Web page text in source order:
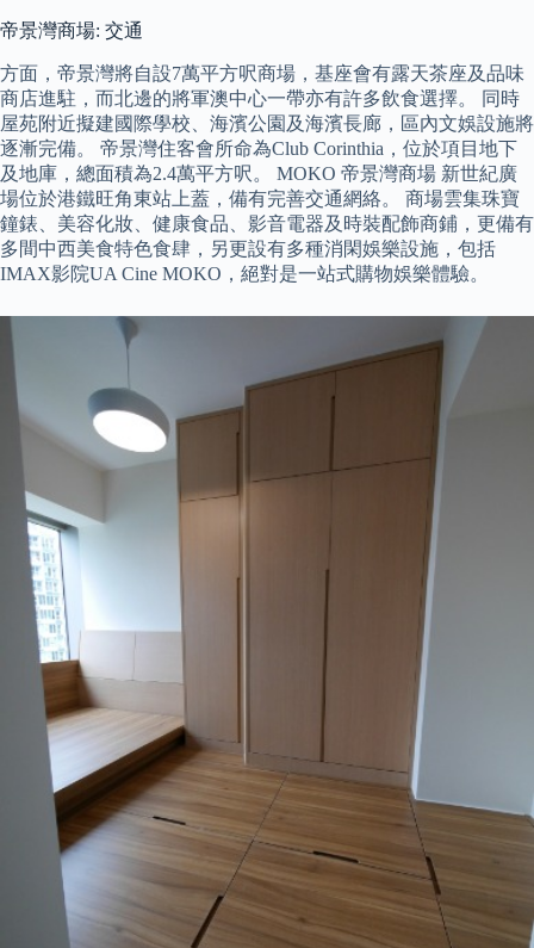
帝景灣商場: 交通
方面，帝景灣將自設7萬平方呎商場，基座會有露天茶座及品味
商店進駐，而北邊的將軍澳中心一帶亦有許多飲食選擇。 同時
屋苑附近擬建國際學校、海濱公園及海濱長廊，區內文娛設施將
逐漸完備。 帝景灣住客會所命為Club Corinthia，位於項目地下
及地庫，總面積為2.4萬平方呎。 MOKO 帝景灣商場 新世紀廣
場位於港鐵旺角東站上蓋，備有完善交通網絡。 商場雲集珠寶
鐘錶、美容化妝、健康食品、影音電器及時裝配飾商鋪，更備有
多間中西美食特色食肆，另更設有多種消閑娛樂設施，包括
IMAX影院UA Cine MOKO，絕對是一站式購物娛樂體驗。